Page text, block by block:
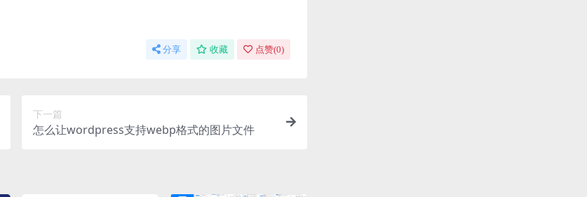
分享 收藏 点赞(0)
下一篇
怎么让wordpress支持webp格式的图片文件